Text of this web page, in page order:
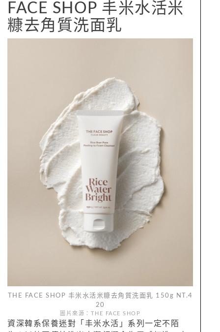
FACE SHOP 丰米水活米
糠去角質洗面乳
THE FACE SHOP 丰米水活米糠去角質洗面乳 150g NT.4
20
圖片來源：THE FACE SHOP
資深韓系保養迷對「丰米水活」系列一定不陌